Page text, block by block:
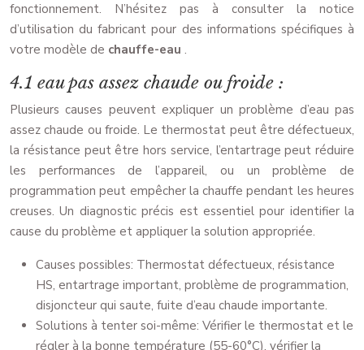
fonctionnement. N’hésitez pas à consulter la notice
d’utilisation du fabricant pour des informations spécifiques à
votre modèle de chauffe-eau .
4.1 eau pas assez chaude ou froide :
Plusieurs causes peuvent expliquer un problème d’eau pas
assez chaude ou froide. Le thermostat peut être défectueux,
la résistance peut être hors service, l’entartrage peut réduire
les performances de l’appareil, ou un problème de
programmation peut empêcher la chauffe pendant les heures
creuses. Un diagnostic précis est essentiel pour identifier la
cause du problème et appliquer la solution appropriée.
Causes possibles: Thermostat défectueux, résistance
HS, entartrage important, problème de programmation,
disjoncteur qui saute, fuite d’eau chaude importante.
Solutions à tenter soi-même: Vérifier le thermostat et le
régler à la bonne température (55-60°C), vérifier la